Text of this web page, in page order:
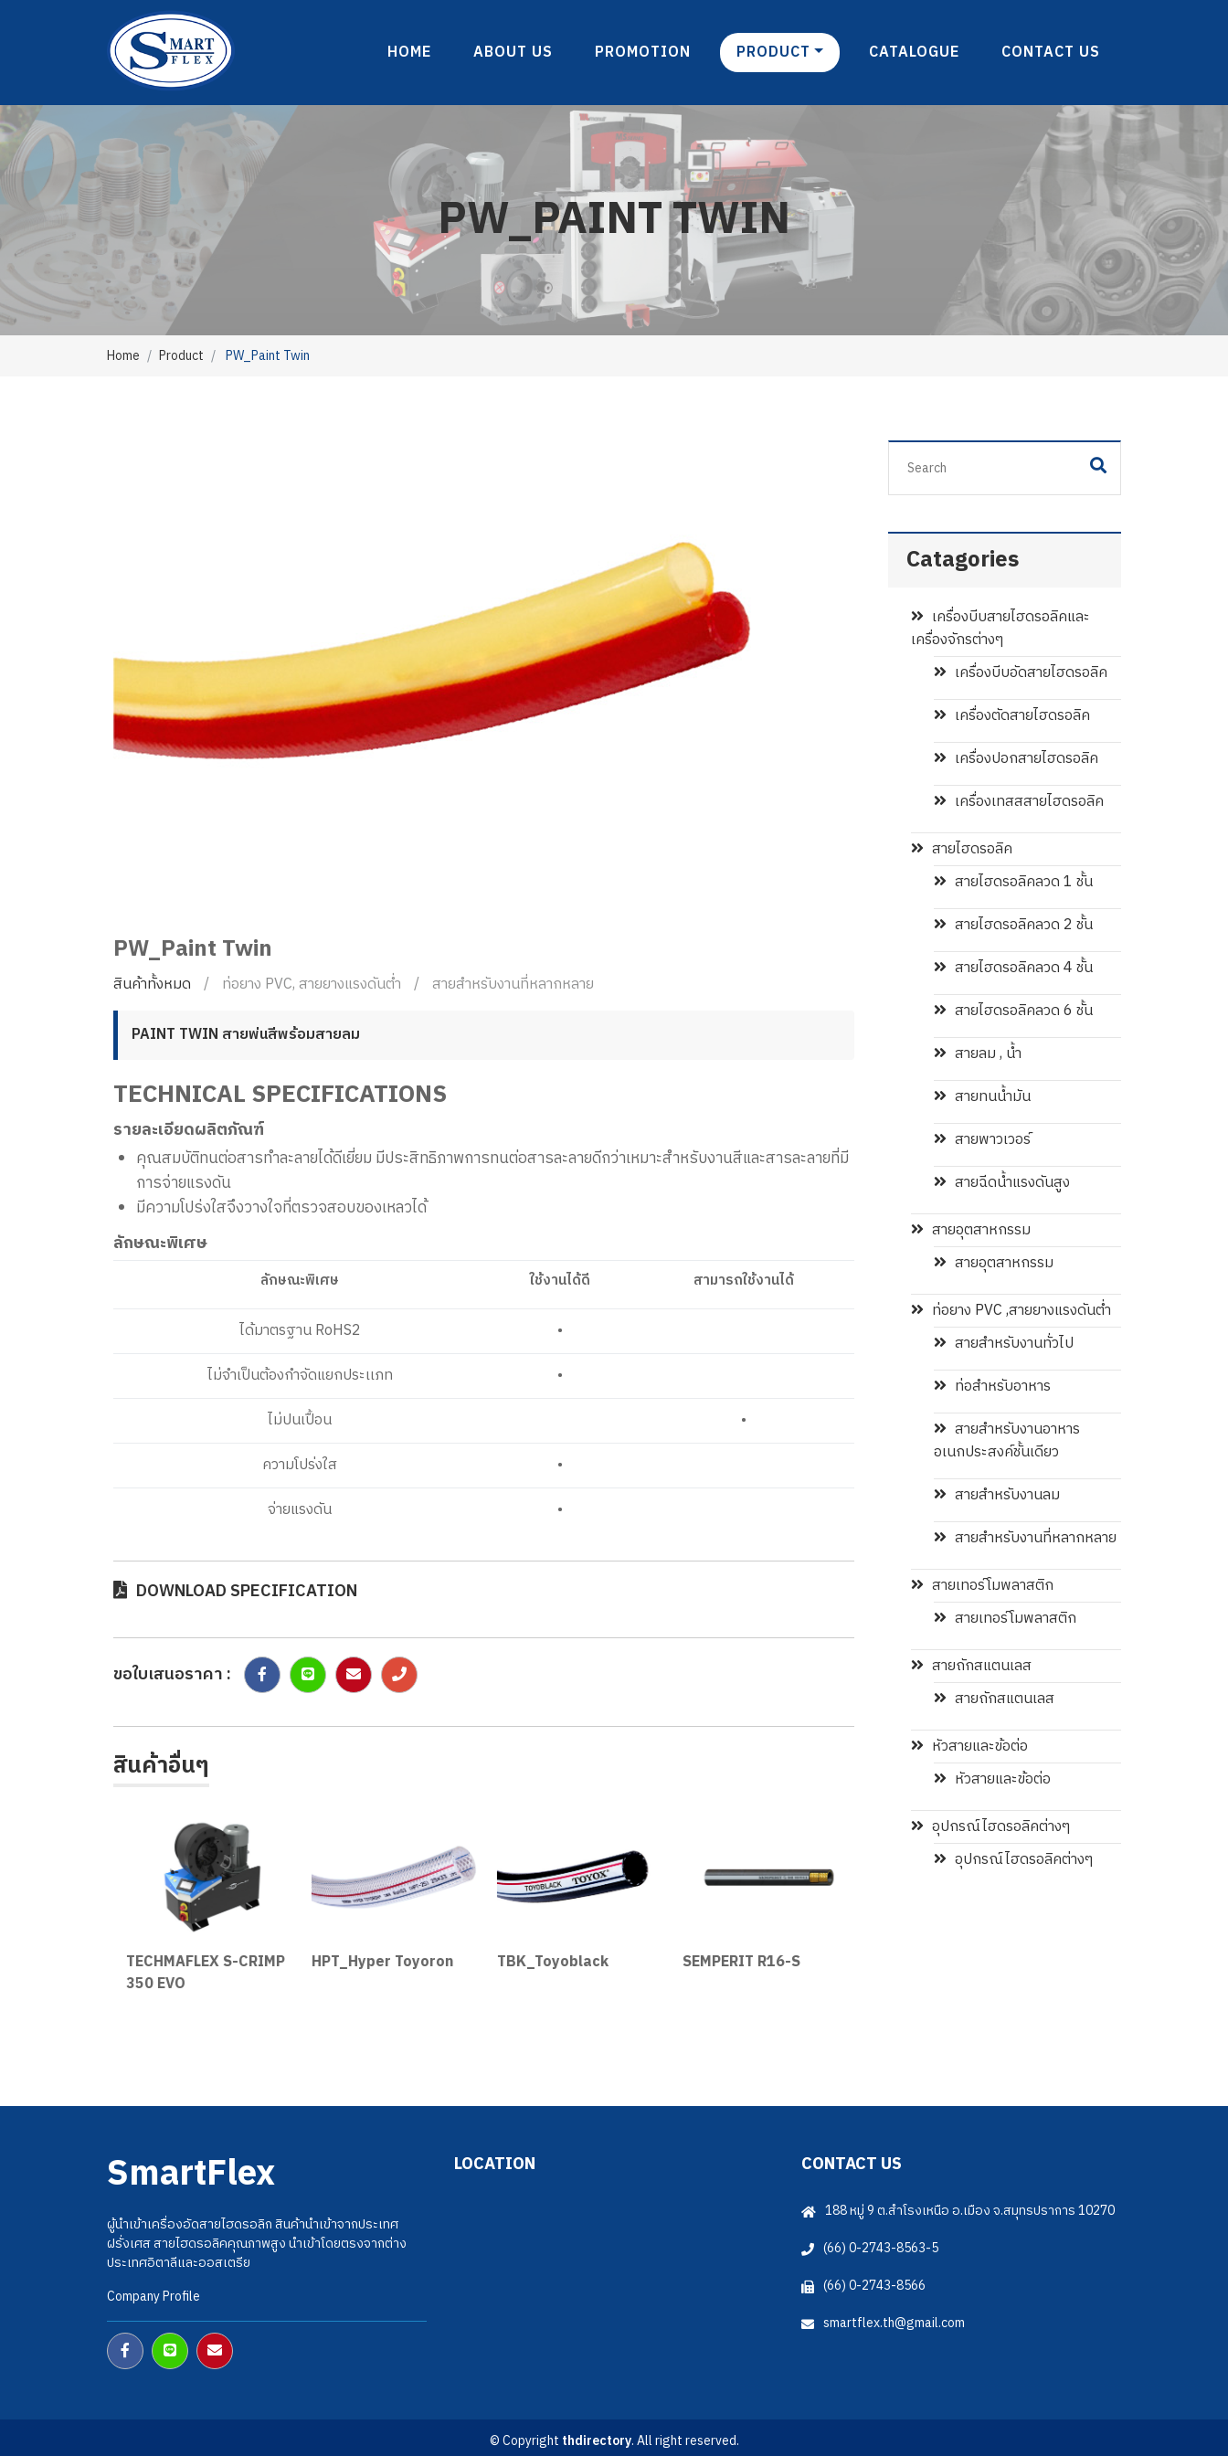
HOME ABOUT US PROMOTION PRODUCT CATALOGUE CONTACT US
PW_PAINT TWIN
Home Product PW_Paint Twin
PW_Paint Twin
สินค้าทั้งหมด ท่อยาง PVC, สายยางแรงดันต่ำ สายสำหรับงานที่หลากหลาย
PAINT TWIN สายพ่นสีพร้อมสายลม
TECHNICAL SPECIFICATIONS
รายละเอียดผลิตภัณฑ์
คุณสมบัติทนต่อสารทำละลายได้ดีเยี่ยม มีประสิทธิภาพการทนต่อสารละลายดีกว่าเหมาะสำหรับงานสีและสารละลายที่มี
การจ่ายแรงดัน
มีความโปร่งใสจึงวางใจที่ตรวจสอบของเหลวได้
ลักษณะพิเศษ
ลักษณะพิเศษ ใช้งานได้ดี สามารถใช้งานได้
ได้มาตรฐาน RoHS2
•
ไม่จำเป็นต้องกำจัดแยกประเเภท
•
ไม่ปนเปื้อน
•
ความโปร่งใส
•
จ่ายแรงดัน
•
DOWNLOAD SPECIFICATION
ขอใบเสนอราคา :
สินค้าอื่นๆ
TECHMAFLEX S-CRIMP
350 EVO
HPT_Hyper Toyoron TBK_Toyoblack SEMPERIT R16-S
Catagories
เครื่องบีบสายไฮดรอลิคและ
เครื่องจักรต่างๆ
เครื่องบีบอัดสายไฮดรอลิค
เครื่องตัดสายไฮดรอลิค
เครื่องปอกสายไฮดรอลิค
เครื่องเทสสสายไฮดรอลิค
สายไฮดรอลิค
สายไฮดรอลิคลวด 1 ชั้น
สายไฮดรอลิคลวด 2 ชั้น
สายไฮดรอลิคลวด 4 ชั้น
สายไฮดรอลิคลวด 6 ชั้น
สายลม , น้ำ
สายทนน้ำมัน
สายพาวเวอร์
สายฉีดน้ำแรงดันสูง
สายอุตสาหกรรม
สายอุตสาหกรรม
ท่อยาง PVC ,สายยางแรงดันต่ำ
สายสำหรับงานทั่วไป
ท่อสำหรับอาหาร
สายสำหรับงานอาหาร
อเนกประสงค์ชั้นเดียว
สายสำหรับงานลม
สายสำหรับงานที่หลากหลาย
สายเทอร์โมพลาสติก
สายเทอร์โมพลาสติก
สายถักสแตนเลส
สายถักสแตนเลส
หัวสายและข้อต่อ
หัวสายและข้อต่อ
อุปกรณ์ไฮดรอลิคต่างๆ
อุปกรณ์ไฮดรอลิคต่างๆ
SmartFlex
ผู้นำเข้าเครื่องอัดสายไฮดรอลิก สินค้านำเข้าจากประเทศ
ฝรั่งเศส สายไฮดรอลิคคุณภาพสูง นำเข้าโดยตรงจากต่าง
ประเทศอิตาลีและออสเตรีย
Company Profile
LOCATION CONTACT US
188 หมู่ 9 ต.สำโรงเหนือ อ.เมือง จ.สมุทรปราการ 10270
(66) 0-2743-8563-5
(66) 0-2743-8566
smartflex.th@gmail.com
© Copyright thdirectory. All right reserved.